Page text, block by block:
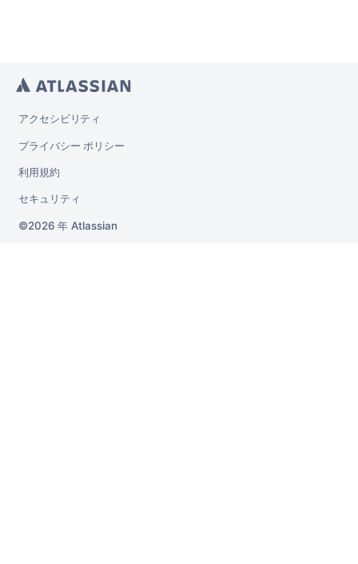
アクセシビリティ
プライバシー ポリシー
利用規約
セキュリティ
2026 年 Atlassian